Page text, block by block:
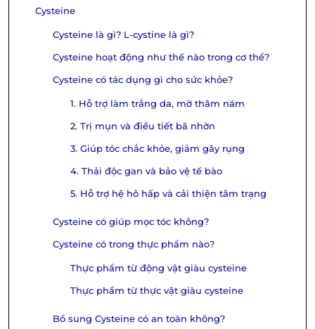
Cysteine
Cysteine là gì? L-cystine là gì?
Cysteine hoạt động như thế nào trong cơ thể?
Cysteine có tác dụng gì cho sức khỏe?
1. Hỗ trợ làm trắng da, mờ thâm nám
2. Trị mụn và điều tiết bã nhờn
3. Giúp tóc chắc khỏe, giảm gãy rụng
4. Thải độc gan và bảo vệ tế bào
5. Hỗ trợ hệ hô hấp và cải thiện tâm trạng
Cysteine có giúp mọc tóc không?
Cysteine có trong thực phẩm nào?
Thực phẩm từ động vật giàu cysteine
Thực phẩm từ thực vật giàu cysteine
Bổ sung Cysteine có an toàn không?